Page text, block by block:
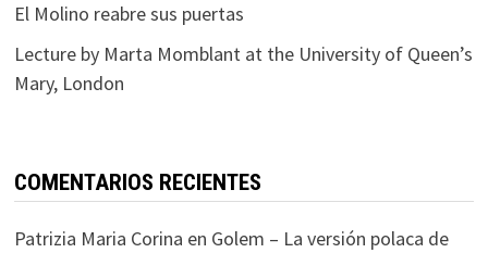
El Molino reabre sus puertas
Lecture by Marta Momblant at the University of Queen’s
Mary, London
COMENTARIOS RECIENTES
Patrizia Maria Corina en Golem – La versión polaca de